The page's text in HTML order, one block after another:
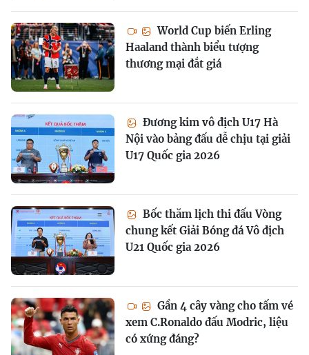
World Cup biến Erling
Haaland thành biểu tượng
thương mại đắt giá
Đương kim vô địch U17 Hà
Nội vào bảng đấu dễ chịu tại giải
U17 Quốc gia 2026
Bốc thăm lịch thi đấu Vòng
chung kết Giải Bóng đá Vô địch
U21 Quốc gia 2026
Gần 4 cây vàng cho tấm vé
xem C.Ronaldo đấu Modric, liệu
có xứng đáng?